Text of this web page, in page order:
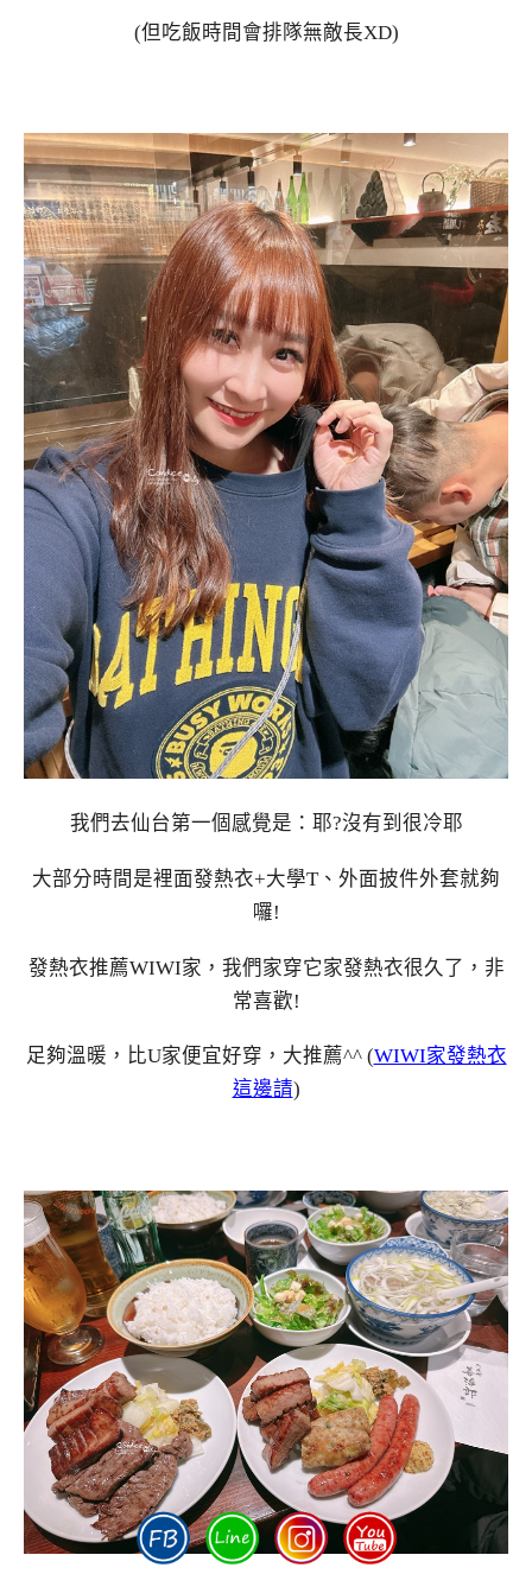
(但吃飯時間會排隊無敵長XD)
我們去仙台第一個感覺是：耶?沒有到很冷耶
大部分時間是裡面發熱衣+大學T、外面披件外套就夠
囉!
發熱衣推薦WIWI家，我們家穿它家發熱衣很久了，非
常喜歡!
足夠溫暖，比U家便宜好穿，大推薦^^ (WIWI家發熱衣
這邊請)